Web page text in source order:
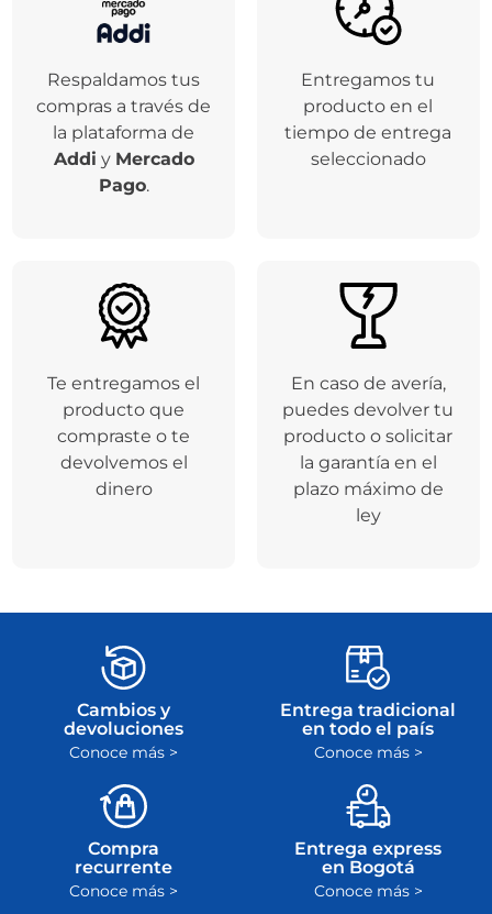
Respaldamos tus
compras a través de
la plataforma de
Addi y Mercado
Pago.
Entregamos tu
producto en el
tiempo de entrega
seleccionado
Te entregamos el
producto que
compraste o te
devolvemos el
dinero
En caso de avería,
puedes devolver tu
producto o solicitar
la garantía en el
plazo máximo de
ley
Cambios y
devoluciones
Conoce más >
Entrega tradicional
en todo el país
Conoce más >
Compra
recurrente
Conoce más >
Entrega express
en Bogotá
Conoce más >